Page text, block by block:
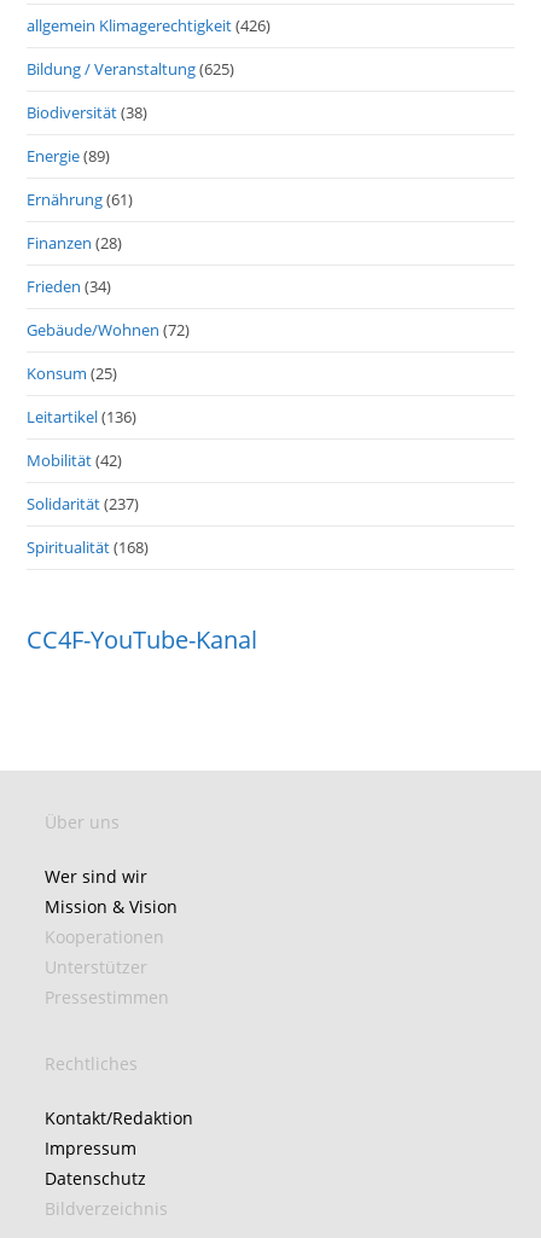
allgemein Klimagerechtigkeit(426)
Bildung / Veranstaltung(625)
Biodiversität(38)
Energie(89)
Ernährung(61)
Finanzen (28)
Frieden (34)
Gebäude/Wohnen (72)
Konsum (25)
Leitartikel(136)
Mobilität(42)
Solidarität(237)
Spiritualität(168)
CC4F-YouTube-Kanal
Über uns
Wer sind wir
Mission & Vision
Kooperationen
Unterstützer
Pressestimmen
Rechtliches
Kontakt/Redaktion
Impressum
Datenschutz
Bildverzeichnis